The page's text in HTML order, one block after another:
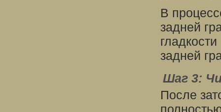
В
задней
задней
Шаг 3:
После